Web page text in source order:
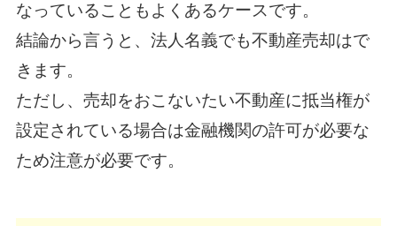
なっていることもよくあるケースです。
結論から言うと、法人名義でも不動産売却はで
きます。
ただし、売却をおこないたい不動産に抵当権が
設定されている場合は金融機関の許可が必要な
ため注意が必要です。